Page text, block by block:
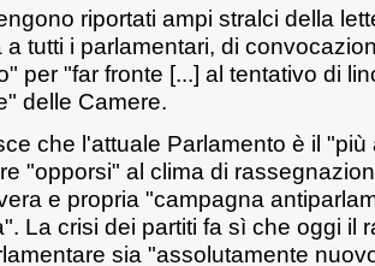
riportati ampi stralci della
a tutti i parlamentari, di
per "far fronte [...] al tentativo di
delle Camere.
che l'attuale Parlamento è il
"opporsi" al clima di
e propria "campagna
La crisi dei partiti fa sì che oggi il
sia "assolutamente